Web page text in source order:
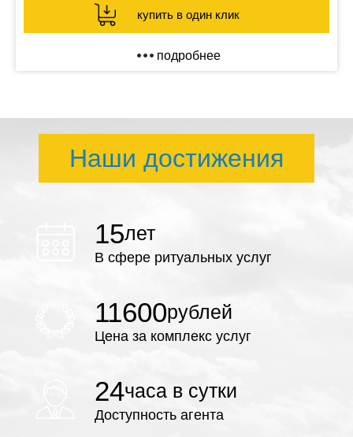
купить в один клик
подробнее
Наши достижения
15лет
В сфере ритуальных услуг
11600рублей
Цена за комплекс услуг
24часа в сутки
Доступность агента